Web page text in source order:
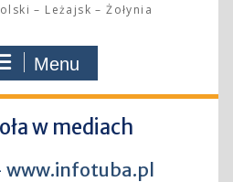
– Leżajsk – Żołynia
Menu
w mediach
www.infotuba.pl